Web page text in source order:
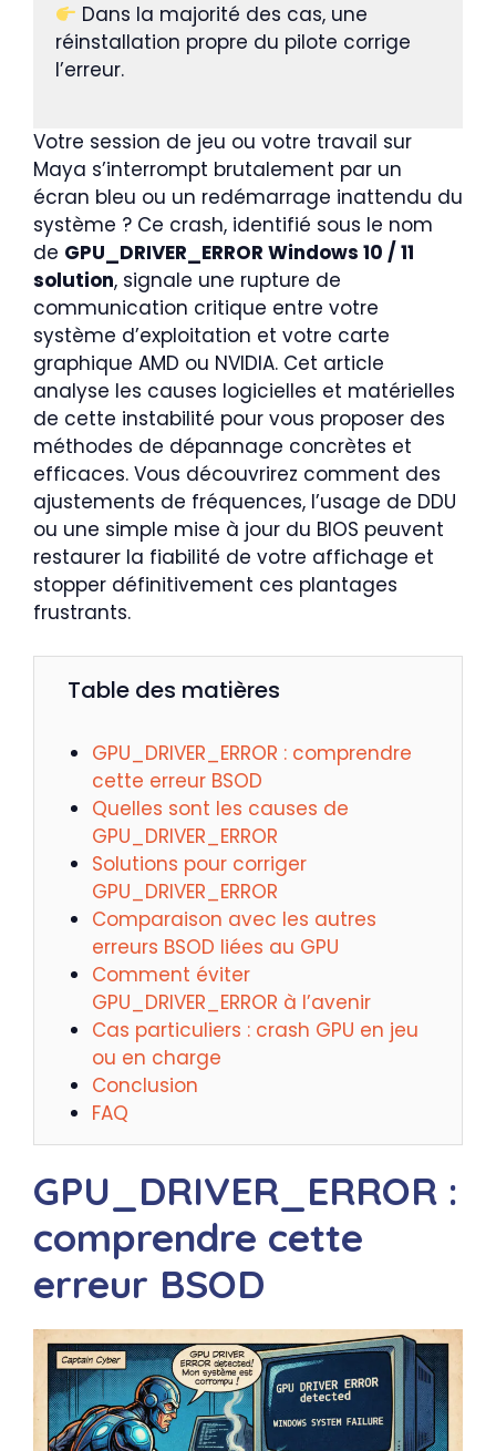
Dans la majorité des cas, une
réinstallation propre du pilote corrige
l’erreur.
Votre session de jeu ou votre travail sur
Maya s’interrompt brutalement par un
écran bleu ou un redémarrage inattendu du
système ? Ce crash, identifié sous le nom
de GPU_DRIVER_ERROR Windows 10 / 11
solution, signale une rupture de
communication critique entre votre
système d’exploitation et votre carte
graphique AMD ou NVIDIA. Cet article
analyse les causes logicielles et matérielles
de cette instabilité pour vous proposer des
méthodes de dépannage concrètes et
efficaces. Vous découvrirez comment des
ajustements de fréquences, l’usage de DDU
ou une simple mise à jour du BIOS peuvent
restaurer la fiabilité de votre affichage et
stopper définitivement ces plantages
frustrants.
Table des matières
GPU_DRIVER_ERROR : comprendre
cette erreur BSOD
Quelles sont les causes de
GPU_DRIVER_ERROR
Solutions pour corriger
GPU_DRIVER_ERROR
Comparaison avec les autres
erreurs BSOD liées au GPU
Comment éviter
GPU_DRIVER_ERROR à l’avenir
Cas particuliers : crash GPU en jeu
ou en charge
Conclusion
FAQ
GPU_DRIVER_ERROR :
comprendre cette
erreur BSOD